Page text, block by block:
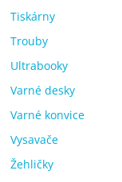
Tiskárny
Trouby
Ultrabooky
Varné desky
Varné konvice
Vysavače
Žehličky